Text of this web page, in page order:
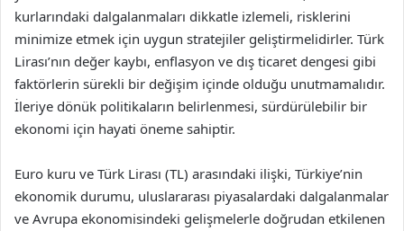
kurlarındaki dalgalanmaları dikkatle izlemeli, risklerini
minimize etmek için uygun stratejiler geliştirmelidirler. Türk
Lirası’nın değer kaybı, enflasyon ve dış ticaret dengesi gibi
faktörlerin sürekli bir değişim içinde olduğu unutmamalıdır.
İleriye dönük politikaların belirlenmesi, sürdürülebilir bir
ekonomi için hayati öneme sahiptir.
Euro kuru ve Türk Lirası (TL) arasındaki ilişki, Türkiye’nin
ekonomik durumu, uluslararası piyasalardaki dalgalanmalar
ve Avrupa ekonomisindeki gelişmelerle doğrudan etkilenen